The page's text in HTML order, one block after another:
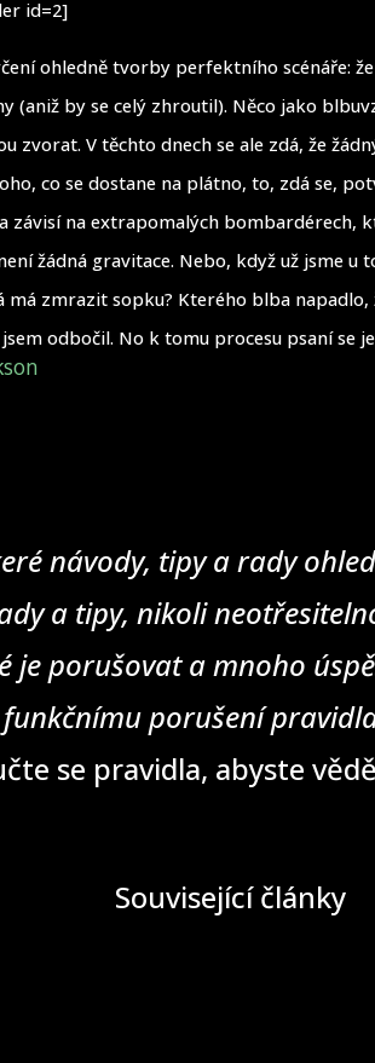
id=2]
ohledně tvorby perfektního scénáře:
(aniž by se celý zhroutil). Něco jako
zvorat. V těchto dnech se ale zdá, že
co se dostane na plátno, to, zdá se,
závisí na extrapomalých bombardérech,
žádná gravitace. Nebo, když už jsme u
má zmrazit sopku? Kterého blba napadlo,
odbočil. No k tomu procesu psaní se
návody, tipy a rady
a tipy, nikoli
je porušovat a mnoho
porušení
se pravidla, abyste
Související články